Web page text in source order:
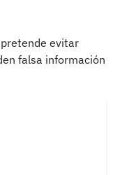
evitar
falsa información